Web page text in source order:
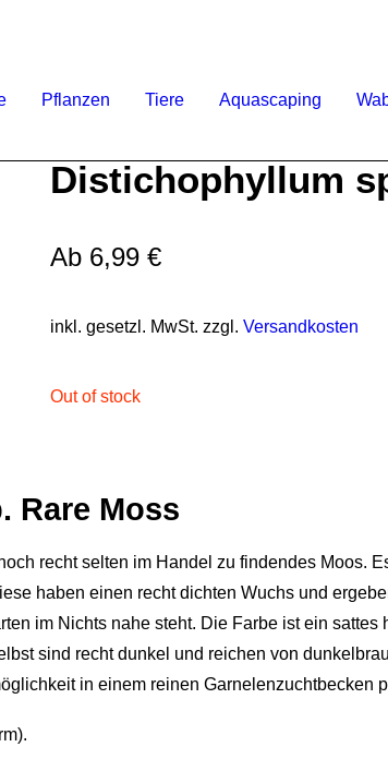
Pflanzen Tiere Aquascaping
Distichophyllum
Ab 6,99 €
inkl. gesetzl. MwSt. zzgl. Versandkosten
Out of stock
Rare Moss
recht selten im Handel zu findendes Moos.
haben einen recht dichten Wuchs und
im Nichts nahe steht. Die Farbe ist ein sattes
sind recht dunkel und reichen von
in einem reinen Garnelenzuchtbecken